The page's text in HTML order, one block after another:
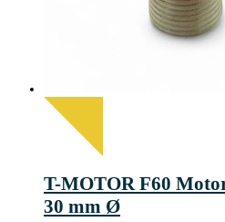
T-MOTOR F60
30 mm Ø